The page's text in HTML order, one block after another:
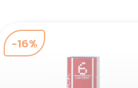
-16%